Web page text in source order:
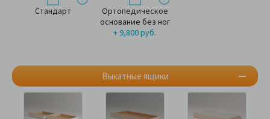
Выкатные ящики
Стандарт
Ортопедическое
основание без ног
+ 9,800 руб.